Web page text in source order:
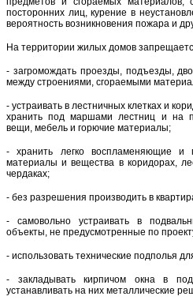
посторонних лиц, курение в
вероятность возникновения пожара и
На территории жилых домов
- загромождать проезды, подъезды,
между строениями, сгораемыми
- устраивать в лестничных клетках и
хранить под маршами лестниц и на
вещи, мебель и горючие материалы;
- хранить легко воспламеняющие и
материалы и вещества в коридорах,
чердаках;
- без разрешения производить в
- самовольно устраивать в
объекты, не предусмотренные по
- использовать технические подполья
- закладывать кирпичом окна в
устанавливать на них металлические